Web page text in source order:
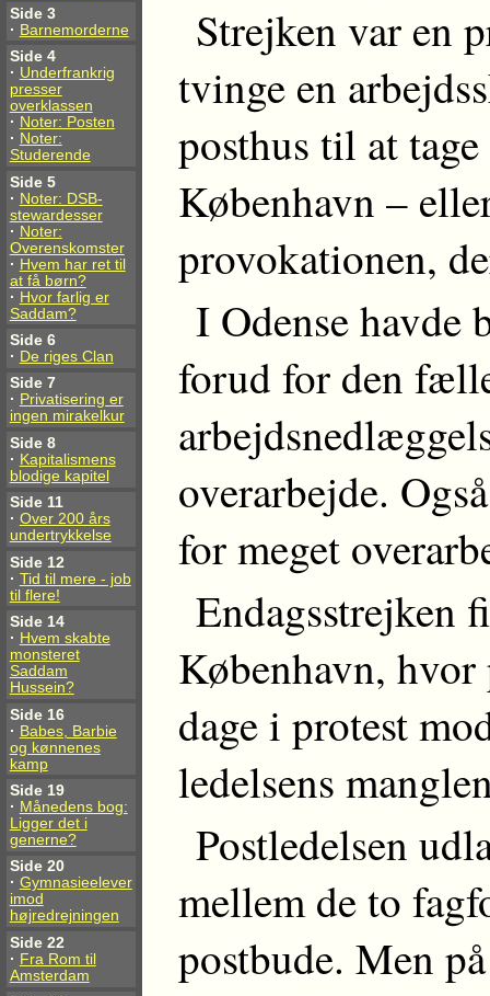
Side 3
· Barnemorderne
Side 4
· Underfrankrig
presser
overklassen
· Noter: Posten
· Noter:
Studerende
Side 5
· Noter: DSB-
stewardesser
· Noter:
Overenskomster
· Hvem har ret til
at få børn?
· Hvor farlig er
Saddam?
Side 6
· De riges Clan
Side 7
· Privatisering er
ingen mirakelkur
Side 8
· Kapitalismens
blodige kapitel
Side 11
· Over 200 års
undertrykkelse
Side 12
· Tid til mere - job
til flere!
Side 14
· Hvem skabte
monsteret
Saddam
Hussein?
Side 16
· Babes, Barbie
og kønnenes
kamp
Side 19
· Månedens bog:
Ligger det i
generne?
Side 20
· Gymnasieelever
imod
højredrejningen
Side 22
· Fra Rom til
Amsterdam
Strejken var en
tvinge en
posthus til at
København –
provokationen,
I Odense havde
forud for den
overarbejde.
for meget
Endagsstrejken
København, hvor
dage i protest
ledelsens
Postledelsen
mellem de to
postbude. Men